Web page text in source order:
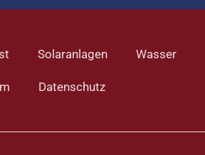
Solaranlagen Wasser
Datenschutz